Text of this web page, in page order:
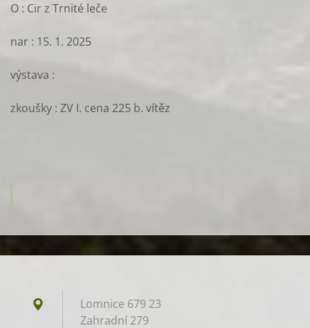
O : Cir z Trnité leče
nar : 15. 1. 2025
výstava :
zkoušky : ZV I. cena 225 b. vítěz
Lomnice 679 23
Zahradní 279